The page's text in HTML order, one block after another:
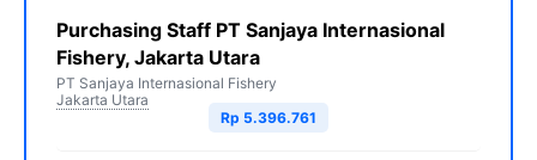
Purchasing Staff PT Sanjaya Internasional
Fishery, Jakarta Utara
PT Sanjaya Internasional Fishery
Jakarta Utara
Rp 5.396.761